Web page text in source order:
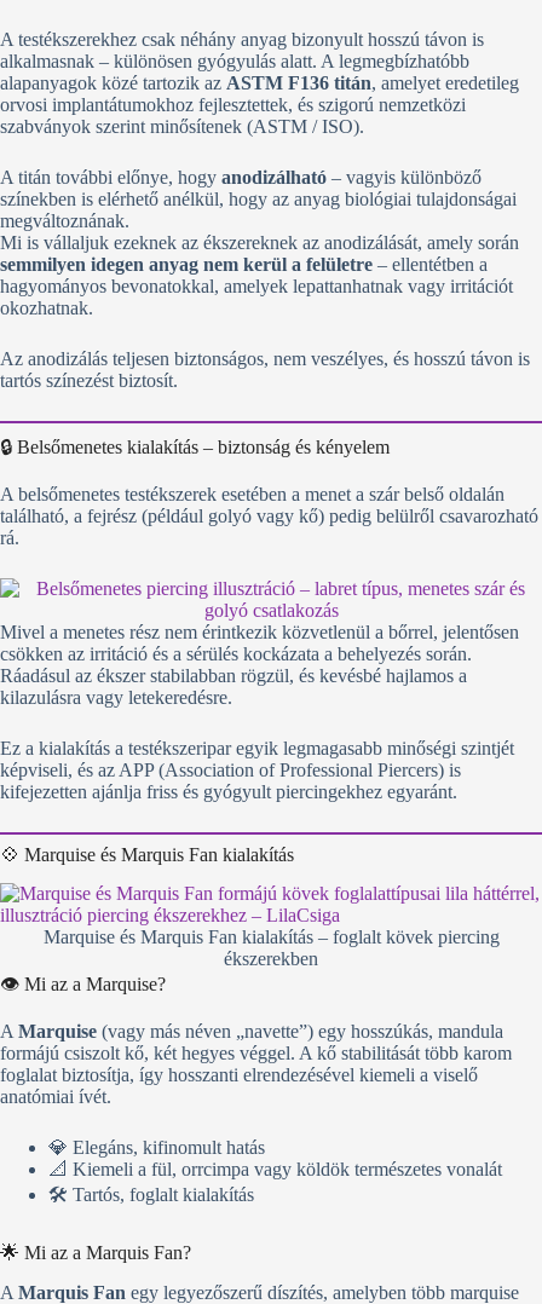
A testékszerekhez csak néhány anyag bizonyult hosszú távon is
alkalmasnak – különösen gyógyulás alatt. A legmegbízhatóbb
alapanyagok közé tartozik az ASTM F136 titán, amelyet eredetileg
orvosi implantátumokhoz fejlesztettek, és szigorú nemzetközi
szabványok szerint minősítenek (ASTM / ISO).
A titán további előnye, hogy anodizálható – vagyis különböző
színekben is elérhető anélkül, hogy az anyag biológiai tulajdonságai
megváltoznának.
Mi is vállaljuk ezeknek az ékszereknek az anodizálását, amely során
semmilyen idegen anyag nem kerül a felületre – ellentétben a
hagyományos bevonatokkal, amelyek lepattanhatnak vagy irritációt
okozhatnak.
Az anodizálás teljesen biztonságos, nem veszélyes, és hosszú távon is
tartós színezést biztosít.
🔒 Belsőmenetes kialakítás – biztonság és kényelem
A belsőmenetes testékszerek esetében a menet a szár belső oldalán
található, a fejrész (például golyó vagy kő) pedig belülről csavarozható
rá.
Mivel a menetes rész nem érintkezik közvetlenül a bőrrel, jelentősen
csökken az irritáció és a sérülés kockázata a behelyezés során.
Ráadásul az ékszer stabilabban rögzül, és kevésbé hajlamos a
kilazulásra vagy letekeredésre.
Ez a kialakítás a testékszeripar egyik legmagasabb minőségi szintjét
képviseli, és az APP (Association of Professional Piercers) is
kifejezetten ajánlja friss és gyógyult piercingekhez egyaránt.
💠 Marquise és Marquis Fan kialakítás
Marquise és Marquis Fan kialakítás – foglalt kövek piercing
ékszerekben
👁️ Mi az a Marquise?
A Marquise (vagy más néven „navette”) egy hosszúkás, mandula
formájú csiszolt kő, két hegyes véggel. A kő stabilitását több karom
foglalat biztosítja, így hosszanti elrendezésével kiemeli a viselő
anatómiai ívét.
💎 Elegáns, kifinomult hatás
📐 Kiemeli a fül, orrcimpa vagy köldök természetes vonalát
🛠️ Tartós, foglalt kialakítás
🌟 Mi az a Marquis Fan?
A Marquis Fan egy legyezőszerű díszítés, amelyben több marquise